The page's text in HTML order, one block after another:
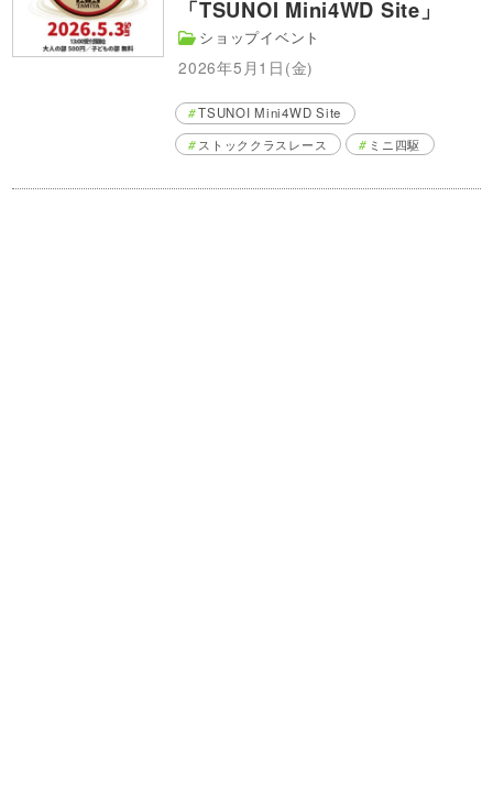
「TSUNOI Mini4WD Site」
ショップイベント
2026年5月1日(金)
TSUNOI Mini4WD Site
ストッククラスレース
ミニ四駆